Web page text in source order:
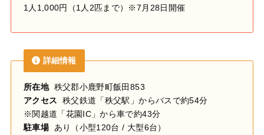
1人1,000円 （1人2匹まで） ※7月28日開催
詳細情報
所在地 秩父郡小鹿野町飯田853
アクセス 秩父鉄道「秩父駅」からバスで約54分
※関越道「花園IC」から車で約43分
駐車場 あり（小型120台 / 大型6台）